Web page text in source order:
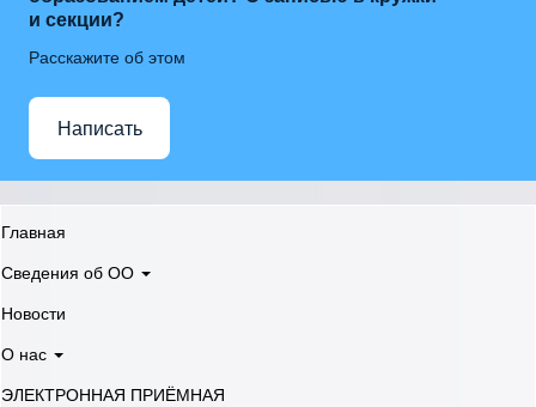
и секции?
Расскажите об этом
Написать
Главная
Сведения об ОО
Новости
О нас
ЭЛЕКТРОННАЯ ПРИЁМНАЯ